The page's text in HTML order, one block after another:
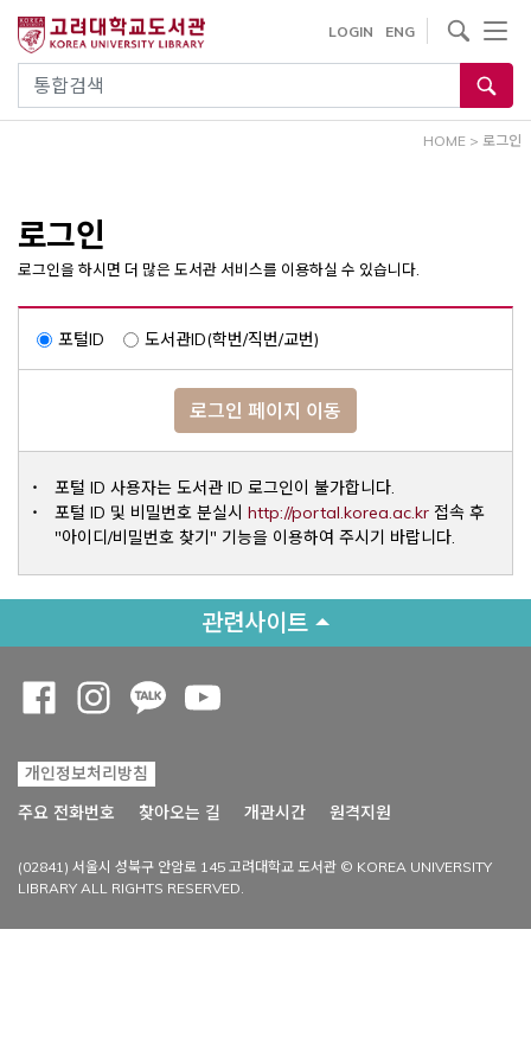
건
통합검색
LOGIN ENG
사이트내 검색
HOME > 로그인
로그인
로그인을 하시면 더 많은 도서관 서비스를 이용하실 수 있습니다.
포털ID 도서관ID(학번/직번/교번)
로그인 페이지 이동
포털 ID 사용자는 도서관 ID 로그인이 불가합니다.
포털 ID 및 비밀번호 분실시 http://portal.korea.ac.krOpens a
접속 후
"아이디/비밀번호 찾기" 기능을 이용하여 주시기 바랍니다.
관련사이트
개인정보처리방침
주요 전화번호
찾아오는 길 개관시간 원격지원
(02841) 서울시 성북구 안암로 145 고려대학교 도서관 © KOREA UNIVERSITY
LIBRARY ALL RIGHTS RESERVED.
Opens a new window
Opens a new window
Opens a new window